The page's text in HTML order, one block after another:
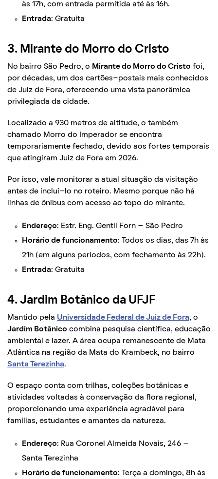
às 17h, com entrada permitida até às 16h.
Entrada: Gratuita
3. Mirante do Morro do Cristo
No bairro São Pedro, o Mirante do Morro do Cristo foi,
por décadas, um dos cartões-postais mais conhecidos
de Juiz de Fora, oferecendo uma vista panorâmica
privilegiada da cidade.
Localizado a 930 metros de altitude, o também
chamado Morro do Imperador se encontra
temporariamente fechado, devido aos fortes temporais
que atingiram Juiz de Fora em 2026.
Por isso, vale monitorar a atual situação da visitação
antes de incluí-lo no roteiro. Mesmo porque não há
linhas de ônibus com acesso ao topo do mirante.
Endereço: Estr. Eng. Gentil Forn – São Pedro
Horário de funcionamento: Todos os dias, das 7h às
21h (em alguns períodos, com fechamento às 22h).
Entrada: Gratuita
4. Jardim Botânico da UFJF
Mantido pela Universidade Federal de Juiz de Fora, o
Jardim Botânico combina pesquisa científica, educação
ambiental e lazer. A área ocupa remanescente de Mata
Atlântica na região da Mata do Krambeck, no bairro
Santa Terezinha.
O espaço conta com trilhas, coleções botânicas e
atividades voltadas à conservação da flora regional,
proporcionando uma experiência agradável para
famílias, estudantes e amantes da natureza.
Endereço: Rua Coronel Almeida Novais, 246 –
Santa Terezinha
Horário de funcionamento: Terça a domingo, 8h às